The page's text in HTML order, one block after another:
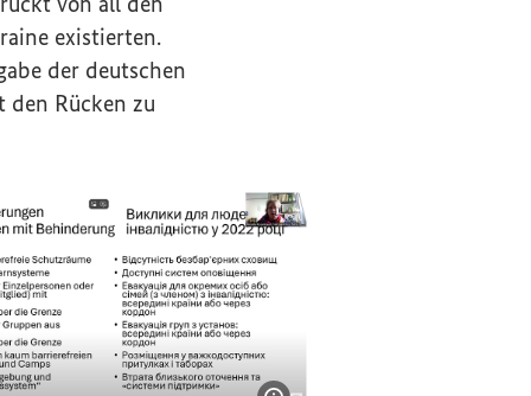
existierten.
der deutschen
Rücken zu